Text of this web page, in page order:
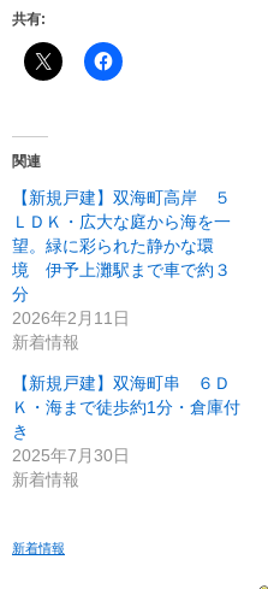
共有:
関連
【新規戸建】双海町高岸 ５
ＬＤＫ・広大な庭から海を一
望。緑に彩られた静かな環
境 伊予上灘駅まで車で約３
分
2026年2月11日
新着情報
【新規戸建】双海町串 ６Ｄ
Ｋ・海まで徒歩約1分・倉庫付
き
2025年7月30日
新着情報
新着情報